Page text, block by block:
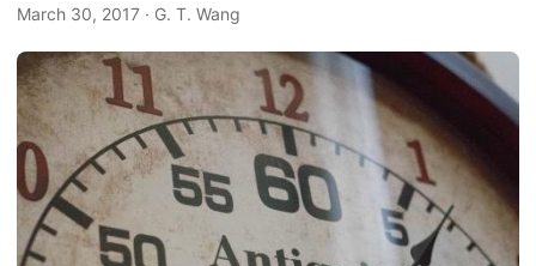
March 30, 2017 · G. T. Wang